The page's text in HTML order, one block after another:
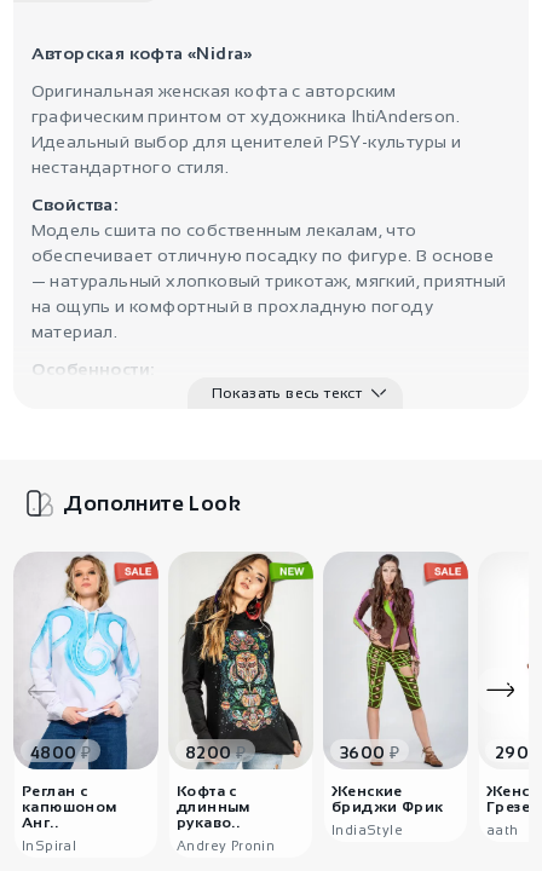
Авторская кофта «Nidra»
Оригинальная женская кофта с авторским
графическим принтом от художника IhtiAnderson.
Идеальный выбор для ценителей PSY-культуры и
нестандартного стиля.
Свойства:
Модель сшита по собственным лекалам, что
обеспечивает отличную посадку по фигуре. В основе
— натуральный хлопковый трикотаж, мягкий, приятный
на ощупь и комфортный в прохладную погоду
материал.
Особенности:
Авторские иллюстрации, нанесённые методом
создавая гипнотический визуальный образ.
Кофта идеально впишется в стильный городской
гардероб и станет ярким акцентом на вечеринках,
фестивалях или прогулках. Отлично сочетается с
джоггерами, спортивными брюками и денимом.
Длина изделия:
XS-56 см, S-58 см, M-61 см, L - 63 см
Показать весь текст
Дополните Look
4800₽
Реглан с
капюшоном
Анг..
InSpiral
8200₽
Кофта с
длинным
рукаво..
Andrey Pronin
3600 ₽
Женские
бриджи Фрик
IndiaStyle
2900
аath